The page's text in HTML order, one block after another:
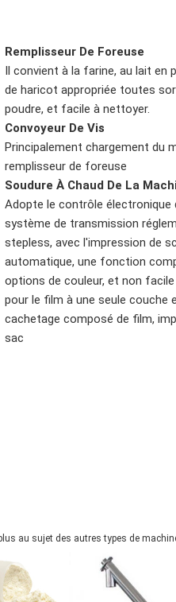
Remplisseur De Foreuse
Il convient à la farine, au lait en
de haricot appropriée toutes
poudre, et facile à nettoyer.
Convoyeur De Vis
Principalement chargement du
remplisseur de foreuse
Soudure À Chaud De La
Adopte le contrôle
système de transmission
stepless, avec l'impression de
automatique, une fonction
options de couleur, et non
pour le film à une seule couche
cachetage composé de film,
sac
au sujet des autres types de